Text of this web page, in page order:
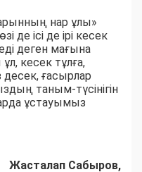
нар ұлы»
де ісі де ірі кесек
деген мағына
кесек тұлға,
десек, ғасырлар
таным-түсінігін
ұстауымыз
Жасталап Сабыров,